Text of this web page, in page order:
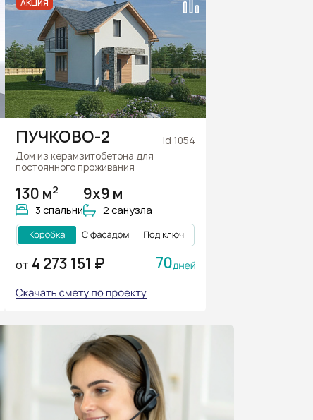
ПУЧКОВО-2
id 1054
Дом из керамзитобетона для
постоянного проживания
130 м2
3 спальни
9х9 м
2 санузла
ОТ 4 273 151 ₽ 70
АКЦИЯ